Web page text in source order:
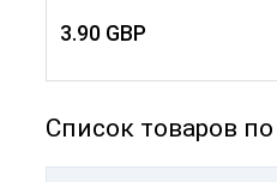
3.90 GBP
Список товаров